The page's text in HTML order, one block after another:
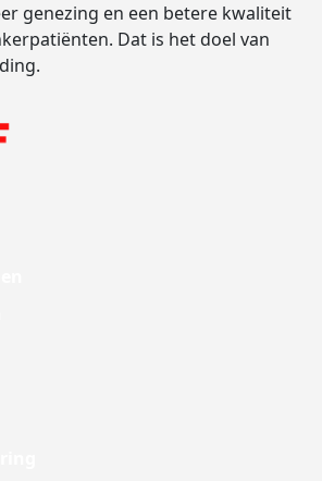
genezing en een betere kwaliteit
Dat is het doel van